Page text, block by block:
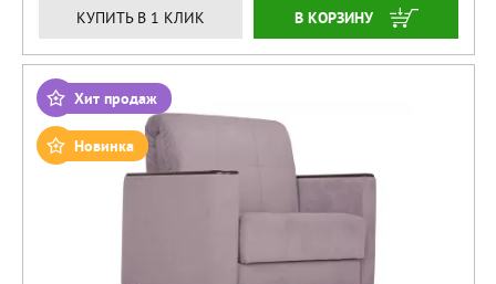
КУПИТЬ В 1 КЛИК ЗАКАЗАТЬ
Хит продаж
Новинка